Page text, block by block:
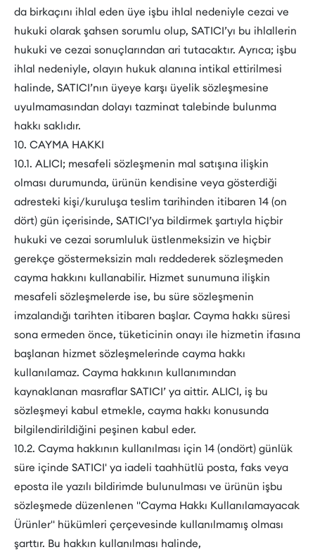
da birkaçını ihlal eden üye işbu ihlal nedeniyle cezai ve
hukuki olarak şahsen sorumlu olup, SATICI’yı bu ihlallerin
hukuki ve cezai sonuçlarından ari tutacaktır. Ayrıca; işbu
ihlal nedeniyle, olayın hukuk alanına intikal ettirilmesi
halinde, SATICI’nın üyeye karşı üyelik sözleşmesine
uyulmamasından dolayı tazminat talebinde bulunma
hakkı saklıdır.
10. CAYMA HAKKI
10.1. ALICI; mesafeli sözleşmenin mal satışına ilişkin
olması durumunda, ürünün kendisine veya gösterdiği
adresteki kişi/kuruluşa teslim tarihinden itibaren 14 (on
dört) gün içerisinde, SATICI’ya bildirmek şartıyla hiçbir
hukuki ve cezai sorumluluk üstlenmeksizin ve hiçbir
gerekçe göstermeksizin malı reddederek sözleşmeden
cayma hakkını kullanabilir. Hizmet sunumuna ilişkin
mesafeli sözleşmelerde ise, bu süre sözleşmenin
imzalandığı tarihten itibaren başlar. Cayma hakkı süresi
sona ermeden önce, tüketicinin onayı ile hizmetin ifasına
başlanan hizmet sözleşmelerinde cayma hakkı
kullanılamaz. Cayma hakkının kullanımından
kaynaklanan masraflar SATICI’ ya aittir. ALICI, iş bu
sözleşmeyi kabul etmekle, cayma hakkı konusunda
bilgilendirildiğini peşinen kabul eder.
10.2. Cayma hakkının kullanılması için 14 (ondört) günlük
süre içinde SATICI' ya iadeli taahhütlü posta, faks veya
eposta ile yazılı bildirimde bulunulması ve ürünün işbu
sözleşmede düzenlenen "Cayma Hakkı Kullanılamayacak
Ürünler" hükümleri çerçevesinde kullanılmamış olması
şarttır. Bu hakkın kullanılması halinde,